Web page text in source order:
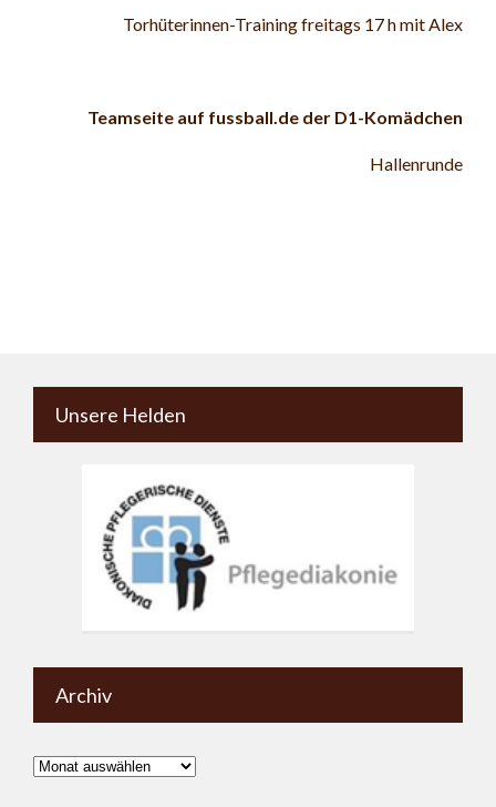
Torhüterinnen-Training freitags 17 h mit Alex
Teamseite auf fussball.de der D1-Komädchen
Hallenrunde
Unsere Helden
Archiv
Archiv